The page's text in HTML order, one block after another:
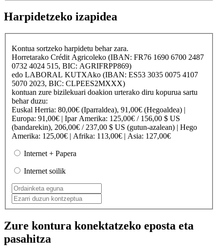
Harpidetzeko izapidea
Kontua sortzeko harpidetu behar zara.
Horretarako Crédit Agricoleko (IBAN: FR76 1690 6700 2487
0732 4024 515, BIC: AGRIFRPP869)
edo LABORAL KUTXAko (IBAN: ES53 3035 0075 4107
5070 2023, BIC: CLPEES2MXXX)
kontuan zure bizilekuari doakion urterako diru kopurua sartu
behar duzu:
Euskal Herria: 80,00€ (Iparraldea), 91,00€ (Hegoaldea) |
Europa: 91,00€ | Ipar Amerika: 125,00€ / 156,00 $ US
(bandarekin), 206,00€ / 237,00 $ US (gutun-azalean) | Hego
Amerika: 125,00€ | Afrika: 113,00€ | Asia: 127,00€
Internet + Papera
Internet soilik
Zure kontura konektatzeko eposta eta
pasahitza